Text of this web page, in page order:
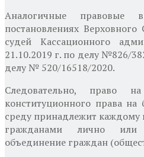
Аналогичные правовые
постановлениях
судей Кассационного
21.10.2019 г. по делу №826/
делу № 520/16518/2020.
Следовательно, право
конституционного права
среду принадлежит каждому
гражданами лично
объединение граждан